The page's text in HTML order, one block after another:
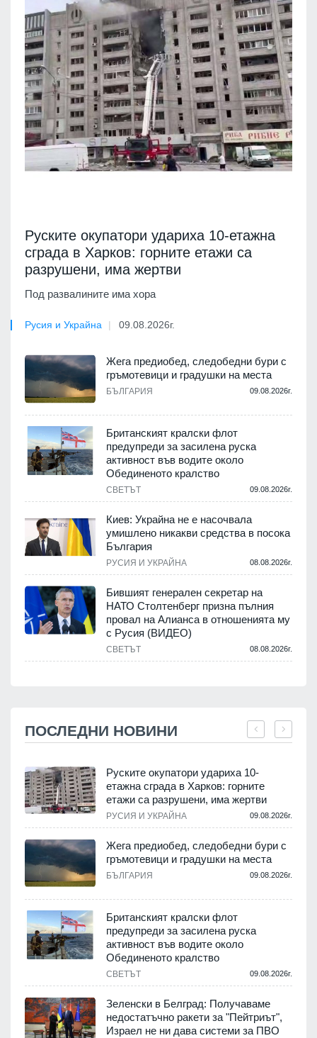
Руските окупатори удариха 10-етажна
сграда в Харков: горните етажи са
разрушени, има жертви
Под развалините има хора
Русия и Украйна 09.08.2026г.
Жега предиобед, следобедни бури с
гръмотевици и градушки на места
БЪЛГАРИЯ 09.08.2026г.
Британският кралски флот
предупреди за засилена руска
активност във водите около
Обединеното кралство
СВЕТЪТ 09.08.2026г.
Киев: Украйна не е насочвала
умишлено никакви средства в посока
България
РУСИЯ И УКРАЙНА 08.08.2026г.
Бившият генерален секретар на
НАТО Столтенберг призна пълния
провал на Алианса в отношенията му
с Русия (ВИДЕО)
СВЕТЪТ 08.08.2026г.
ПОСЛЕДНИ НОВИНИ
Руските окупатори удариха 10-
етажна сграда в Харков: горните
етажи са разрушени, има жертви
РУСИЯ И УКРАЙНА 09.08.2026г.
Жега предиобед, следобедни бури с
гръмотевици и градушки на места
БЪЛГАРИЯ 09.08.2026г.
Британският кралски флот
предупреди за засилена руска
активност във водите около
Обединеното кралство
СВЕТЪТ 09.08.2026г.
Зеленски в Белград: Получаваме
недостатъчно ракети за "Пейтриът",
Израел не ни дава системи за ПВО